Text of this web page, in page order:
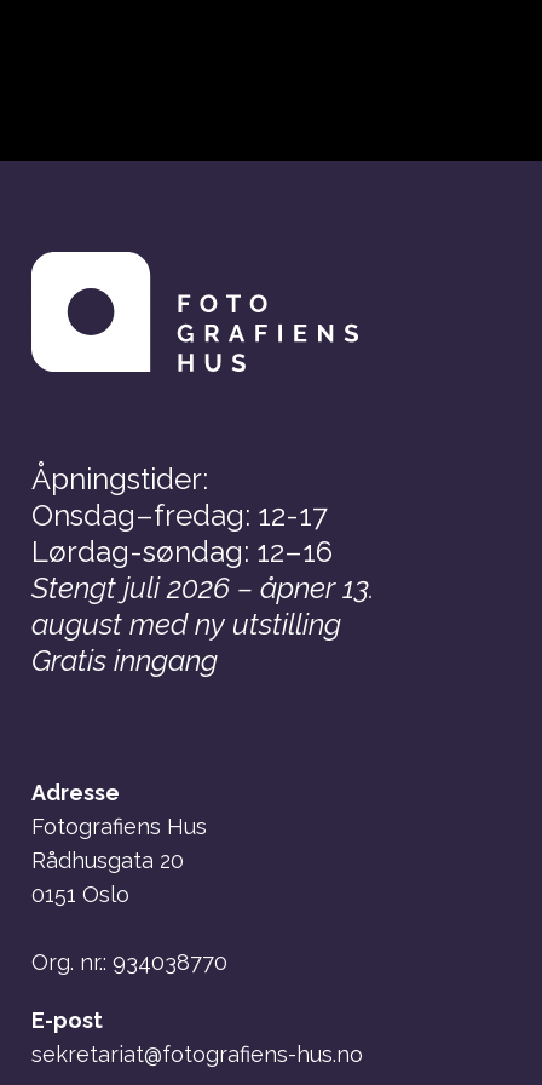
Åpningstider:
Onsdag–fredag: 12-17
Lørdag-søndag: 12–16
Stengt juli 2026 – åpner 13.
august med ny utstilling
Gratis inngang
Adresse
Fotografiens Hus
Rådhusgata 20
0151 Oslo
Org. nr.: 934038770
E-post
sekretariat@fotografiens-hus.no